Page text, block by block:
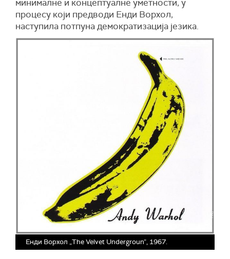
минималне и концептуалне уметности, у
процесу који предводи Енди Ворхол,
наступила потпуна демократизација језика.
Енди Ворхол „The Velvet Undergroun”, 1967.